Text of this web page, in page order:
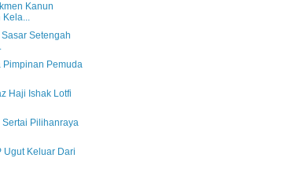
Kanun
Kela...
Setengah
Pimpinan Pemuda
Haji Ishak Lotfi
Sertai Pilihanraya
Ugut Keluar Dari